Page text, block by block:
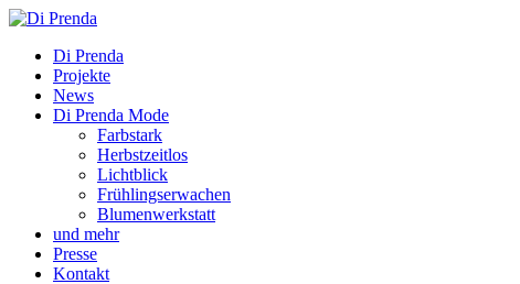
Di Prenda
Projekte
News
Di Prenda Mode
Farbstark
Herbstzeitlos
Lichtblick
Frühlingserwachen
Blumenwerkstatt
und mehr
Presse
Kontakt